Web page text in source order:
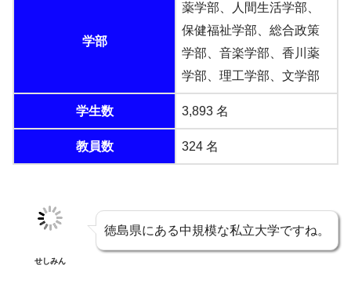
学部
薬学部、人間生活学部、
保健福祉学部、総合政策
学部、音楽学部、香川薬
学部、理工学部、文学部
学生数 3,893 名
教員数 324 名
せしみん
徳島県にある中規模な私立大学ですね。